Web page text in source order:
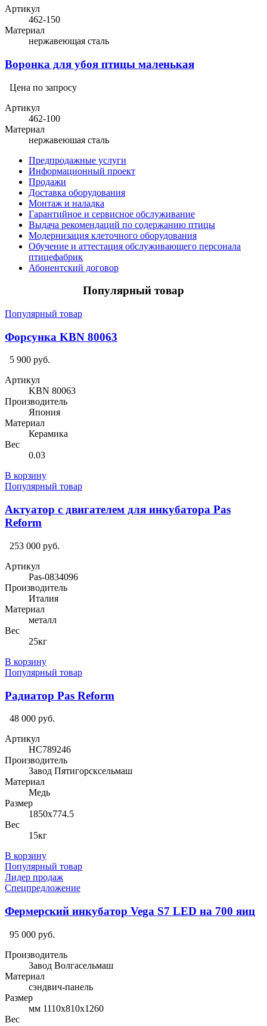
Артикул
462-150
Материал
нержавеющая сталь
Воронка для убоя птицы маленькая
Цена по запросу
Артикул
462-100
Материал
нержавеюшая сталь
Предпродажные услуги
Информационный проект
Продажи
Доставка оборудования
Монтаж и наладка
Гарантийное и сервисное обслуживание
Выдача рекомендаций по содержанию птицы
Модернизация клеточного оборудования
Обучение и аттестация обслуживающего персонала
птицефабрик
Абонентский договор
Популярный товар
Популярный товар
Форсунка KBN 80063
5 900 руб.
Артикул
KBN 80063
Производитель
Япония
Материал
Керамика
Вес
0.03
В корзину
Популярный товар
Актуатор с двигателем для инкубатора Pas
Reform
253 000 руб.
Артикул
Pas-0834096
Производитель
Италия
Материал
металл
Вес
25кг
В корзину
Популярный товар
Радиатор Pas Reform
48 000 руб.
Артикул
HC789246
Производитель
Завод Пятигорсксельмаш
Материал
Медь
Размер
1850х774.5
Вес
15кг
В корзину
Популярный товар
Лидер продаж
Спецпредложение
Фермерский инкубатор Vega S7 LED на 700 яиц
95 000 руб.
Производитель
Завод Волгасельмаш
Материал
сэндвич-панель
Размер
мм 1110х810х1260
Вес